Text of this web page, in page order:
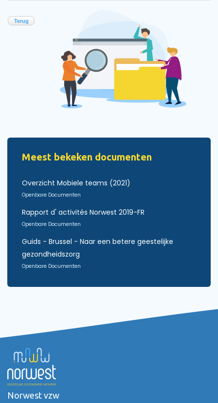
Terug
Meest bekeken documenten
Overzicht Mobiele teams (2021)
Openbare Documenten
Rapport d' activités Norwest 2019-FR
Openbare Documenten
Guids - Brussel - Naar een betere geestelijke
gezondheidszorg
Openbare Documenten
Norwest vzw